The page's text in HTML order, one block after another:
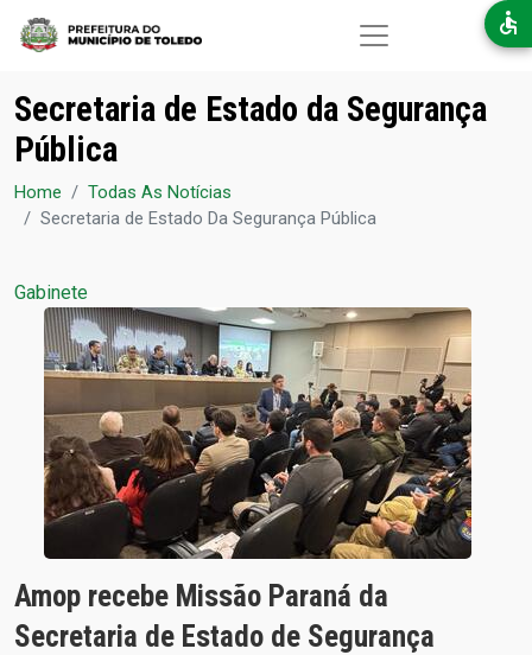
Pular para o conteúdo principal
Secretaria de Estado da Segurança
Pública
Home
Todas As Notícias
Secretaria de Estado Da Segurança Pública
Gabinete
Amop recebe Missão Paraná da
Secretaria de Estado de Segurança